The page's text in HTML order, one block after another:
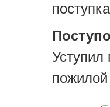
Уступил